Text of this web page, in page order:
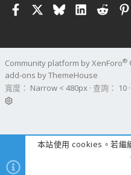
FacebookBlueskyLinkedIn
Community platform by XenForo®
add-ons by ThemeHouse
寬度
查詢 10
本站使用 cookies。若繼